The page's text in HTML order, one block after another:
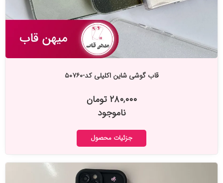
قاب گوشی شاین اکلیلی کد-۵۰۷۶۰
۲۸۰,۰۰۰ تومان
ناموجود
جزئیات محصول